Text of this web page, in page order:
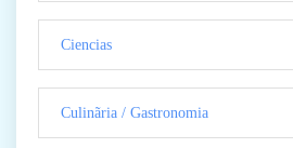
Ciencias
Culinãria / Gastronomia